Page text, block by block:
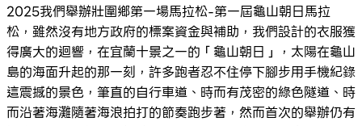
2025我們舉辦壯圍鄉第一場馬拉松-第一屆龜山朝日馬拉
松，雖然沒有地方政府的標案資金與補助，我們設計的衣服獲
得廣大的迴響，在宜蘭十景之一的「龜山朝日」，太陽在龜山
島的海面升起的那一刻，許多跑者忍不住停下腳步用手機紀錄
這震撼的景色，筆直的自行車道、時而有茂密的綠色隧道、時
而沿著海灘隨著海浪拍打的節奏跑步著，然而首次的舉辦仍有